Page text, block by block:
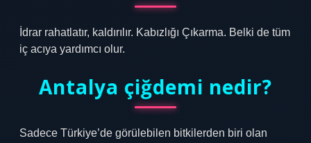
İdrar rahatlatır, kaldırılır. Kabızlığı Çıkarma. Belki de tüm
iç acıya yardımcı olur.
Antalya çiğdemi nedir?
Sadece Türkiye’de görülebilen bitkilerden biri olan